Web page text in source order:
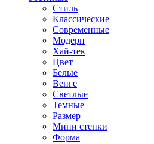
Стиль
Классические
Современные
Модерн
Хай-тек
Цвет
Белые
Венге
Светлые
Темные
Размер
Мини стенки
Форма